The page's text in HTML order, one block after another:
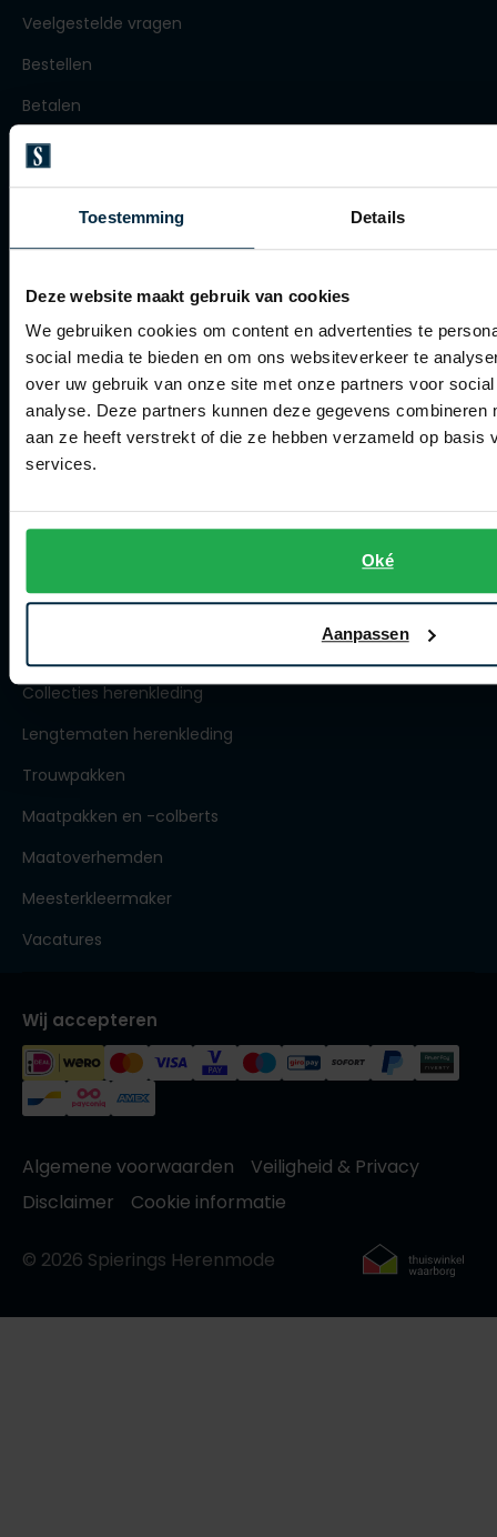
Toestemming Details
Deze website maakt gebruik van cookies
We gebruiken cookies om content en advertenties te
social media te bieden en om ons websiteverkeer te
over uw gebruik van onze site met onze partners voor
analyse. Deze partners kunnen deze gegevens combineren
aan ze heeft verstrekt of die ze hebben verzameld op basis
services.
Oké
Aanpassen
Roy Robson
Schiesser
Slater
State of Art
Thomas Maine
Tommy Hilfiger
Tramarossa
Vanguard
Veelgestelde vragen
Bestellen
Betalen
Verzenden
Retourneren
Klachtenafhandeling
Winkel
Winkel
Openingstijden
Spierings Herenmode
Collecties herenkleding
Lengtematen herenkleding
Trouwpakken
Maatpakken en -colberts
Maatoverhemden
Meesterkleermaker
Vacatures
Wij accepteren
Algemene voorwaarden
Veiligheid & Privacy
Disclaimer
Cookie informatie
© 2026 Spierings Herenmode